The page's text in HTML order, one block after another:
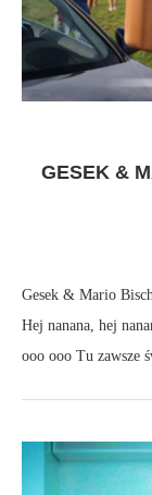
GESEK &
Gesek & Mario
Hej nanana, hej
ooo ooo Tu zawsze